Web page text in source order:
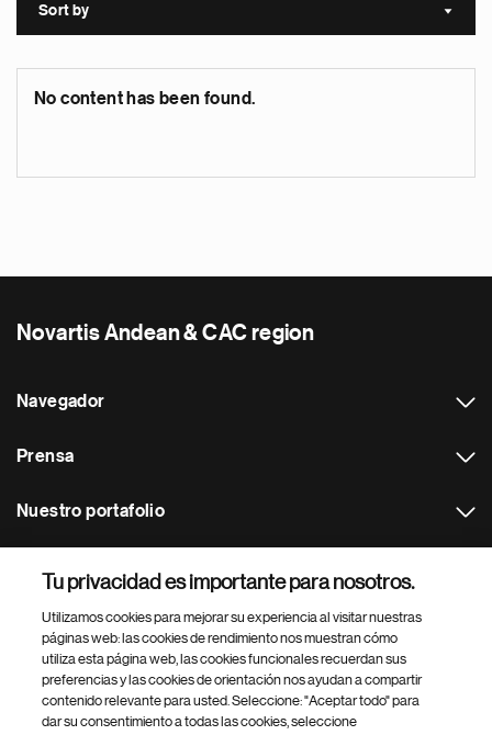
Sort by Sort
No content has been found.
Novartis Andean & CAC region
Navegador
Prensa
Nuestro portafolio
Footer Site Search
Tu privacidad es importante para nosotros.
Utilizamos cookies para mejorar su experiencia al visitar nuestras
páginas web: las cookies de rendimiento nos muestran cómo
utiliza esta página web, las cookies funcionales recuerdan sus
preferencias y las cookies de orientación nos ayudan a compartir
contenido relevante para usted. Seleccione: "Aceptar todo" para
dar su consentimiento a todas las cookies, seleccione